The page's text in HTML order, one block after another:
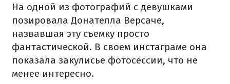
На одной из фотографий с девушками
позировала Донателла Версаче,
назвавшая эту съемку просто
фантастической. В своем инстаграме она
показала закулисье фотосессии, что не
менее интересно.